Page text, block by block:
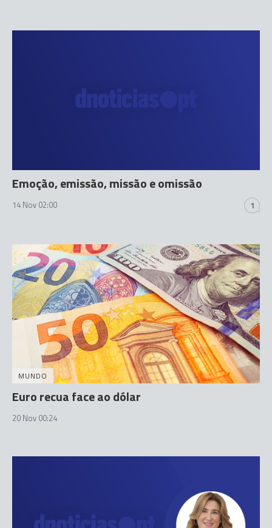
Emoção, emissão, missão e omissão
14 Nov 02:00 1
MUNDO
Euro recua face ao dólar
20 Nov 00:24